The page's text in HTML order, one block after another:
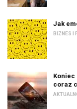
Jak
BIZNES I
Koniec
coraz